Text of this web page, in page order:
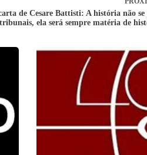
de Cesare Battisti: A história não se
tribunais, ela será sempre matéria de